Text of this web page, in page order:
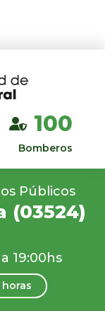
100
Bomberos
Públicos
(03524)
19:00hs